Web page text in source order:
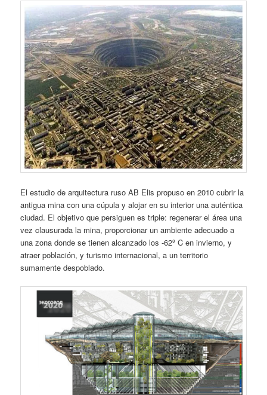
El estudio de arquitectura ruso AB Elis propuso en 2010 cubrir la
antigua mina con una cúpula y alojar en su interior una auténtica
ciudad. El objetivo que persiguen es triple: regenerar el área una
vez clausurada la mina, proporcionar un ambiente adecuado a
una zona donde se tienen alcanzado los -62º C en invierno, y
atraer población, y turismo internacional, a un territorio
sumamente despoblado.